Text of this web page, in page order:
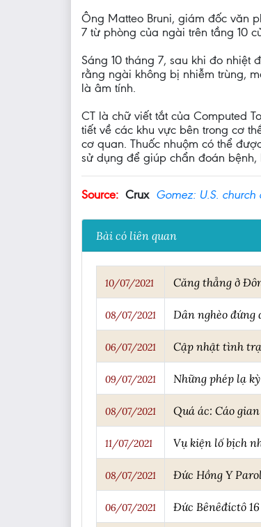
Ông Matteo Bruni, giám đốc văn
7 từ phòng của ngài trên tầng 10
Sáng 10 tháng 7, sau khi đo
rằng ngài không bị nhiễm trùng,
là âm tính.
CT là chữ viết tắt của Computed
tiết về các khu vực bên trong cơ
cơ quan. Thuốc nhuộm có thể
sử dụng để giúp chẩn đoán
Source: Crux Gomez: U.S. church
Bài có liên quan
10/07/2021 Căng thẳng ở
08/07/2021 Dân nghèo
06/07/2021 Cập nhật tình
09/07/2021 Những phép lạ
08/07/2021 Quá ác: Cáo
11/07/2021 Vụ kiện lố bịch
08/07/2021 Đức Hồng Y
06/07/2021 Đức Bênêđíctô